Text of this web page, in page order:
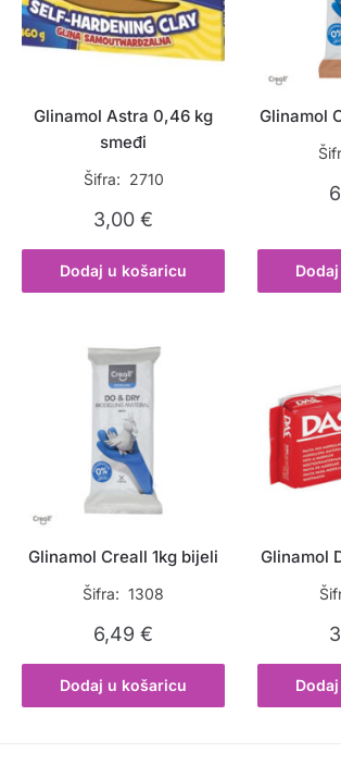
Glinamol Astra 0,46 kg
smeđi
Šifra: 2710
3,00€
Dodaj u košaricu
Glinamol
Glinamol Creall 1kg bijeli
Šifra: 1308
6,49€
Dodaj u košaricu
Glinamol